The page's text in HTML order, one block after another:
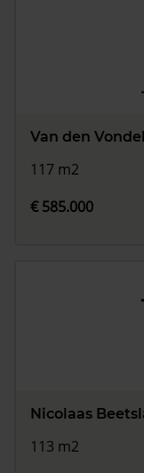
Van den
117 m2
€ 585.000
Nicolaas
113 m2